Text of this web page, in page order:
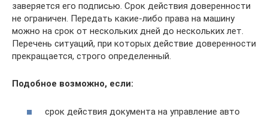
заверяется его подписью. Срок действия доверенности
не ограничен. Передать какие-либо права на машину
можно на срок от нескольких дней до нескольких лет.
Перечень ситуаций, при которых действие доверенности
прекращается, строго определенный.
Подобное возможно, если:
срок действия документа на управление авто